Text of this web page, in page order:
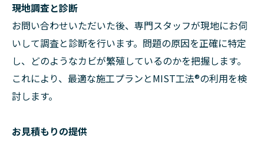
現地調査と診断
お問い合わせいただいた後、専門スタッフが現地にお伺
いして調査と診断を行います。問題の原因を正確に特定
し、どのようなカビが繁殖しているのかを把握します。
これにより、最適な施工プランとMIST工法®の利用を検
討します。
お見積もりの提供